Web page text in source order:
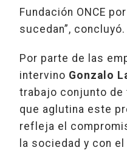
Fundación ONCE
sucedan”, concluyó.
Por parte de las
intervino Gonzalo
trabajo conjunto de
que aglutina este
refleja el
la sociedad y con